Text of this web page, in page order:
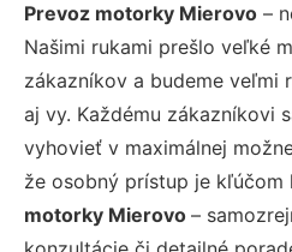
Prevoz motorky Mierovo –
Našimi rukami prešlo veľké
zákazníkov a budeme veľmi
aj vy. Každému zákazníkovi
vyhovieť v maximálnej
že osobný prístup je kľúčom
motorky Mierovo –